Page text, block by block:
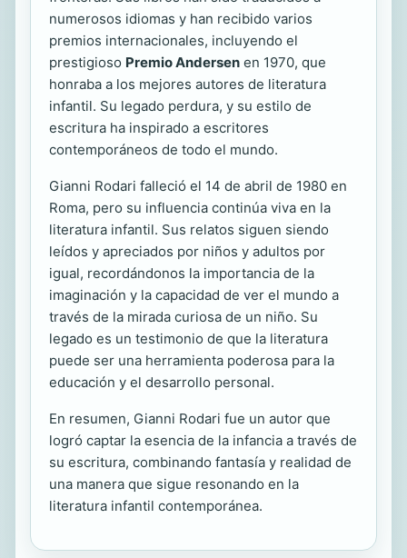
numerosos idiomas y han recibido varios
premios internacionales, incluyendo el
prestigioso Premio Andersen en 1970, que
honraba a los mejores autores de literatura
infantil. Su legado perdura, y su estilo de
escritura ha inspirado a escritores
contemporáneos de todo el mundo.
Gianni Rodari falleció el 14 de abril de 1980 en
Roma, pero su influencia continúa viva en la
literatura infantil. Sus relatos siguen siendo
leídos y apreciados por niños y adultos por
igual, recordándonos la importancia de la
imaginación y la capacidad de ver el mundo a
través de la mirada curiosa de un niño. Su
legado es un testimonio de que la literatura
puede ser una herramienta poderosa para la
educación y el desarrollo personal.
En resumen, Gianni Rodari fue un autor que
logró captar la esencia de la infancia a través de
su escritura, combinando fantasía y realidad de
una manera que sigue resonando en la
literatura infantil contemporánea.